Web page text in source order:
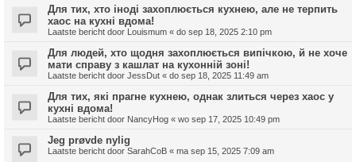
Для тих, хто іноді захоплюється кухнею, але не терпить
хаос на кухні вдома!
Laatste bericht door Louismum « do sep 18, 2025 2:10 pm
Для людей, хто щодня захоплюється випічкою, й не хоче
мати справу з кашлат на кухонній зоні!
Laatste bericht door JessDut « do sep 18, 2025 11:49 am
Для тих, які прагне кухнею, однак злиться через хаос у
кухні вдома!
Laatste bericht door NancyHog « wo sep 17, 2025 10:49 pm
Jeg prøvde nylig
Laatste bericht door SarahCoB « ma sep 15, 2025 7:09 am